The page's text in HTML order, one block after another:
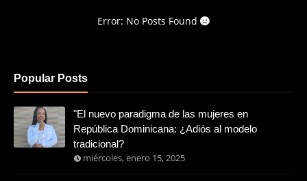
Error: No Posts Found
Popular Posts
"El nuevo paradigma de las mujeres en
República Dominicana: ¿Adiós al modelo
tradicional?
miércoles, enero 15, 2025